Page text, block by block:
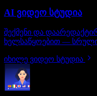
AI ვიდეო სტუდია
შექმენი და
ხელსაწყოებით — სრული
იხილე ვიდეო სტუდია